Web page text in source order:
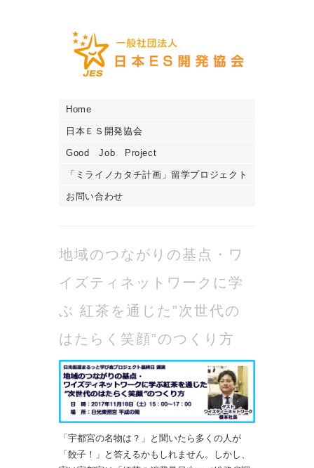
Home
日本ＥＳ開発協会
Good Job Project
「ミライノカタチ計画」留学プロジェクト
お問い合わせ
地域のつながりの基点・ワ
イズティネットワークに学
ぶ 紅茶を通じた”次世代の
はたらく笑顔”のつくり方
「宇都宮の名物は？」と聞いたら多くの人が
「餃子！」と答えるかもしれません。しかし、